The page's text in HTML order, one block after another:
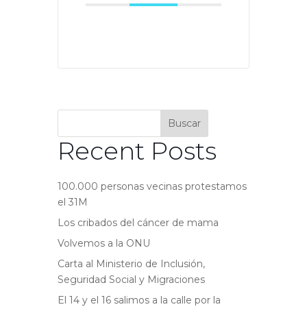
Buscar
Recent Posts
100.000 personas vecinas protestamos
el 31M
Los cribados del cáncer de mama
Volvemos a la ONU
Carta al Ministerio de Inclusión,
Seguridad Social y Migraciones
El 14 y el 16 salimos a la calle por la